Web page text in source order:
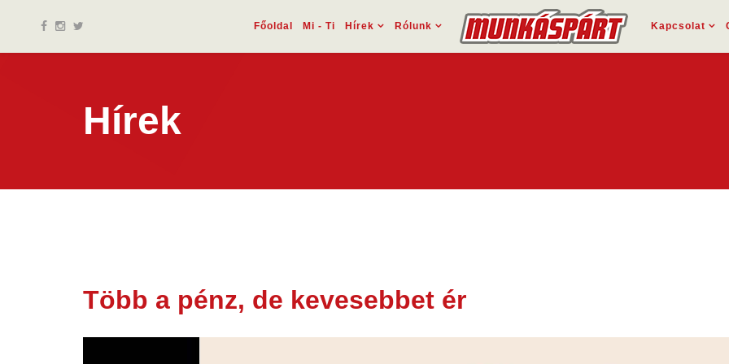
Főoldal Mi - Ti Hírek Rólunk Kapcsolat
Hírek
28 okt.
2022
Több a pénz, de kevesebbet ér